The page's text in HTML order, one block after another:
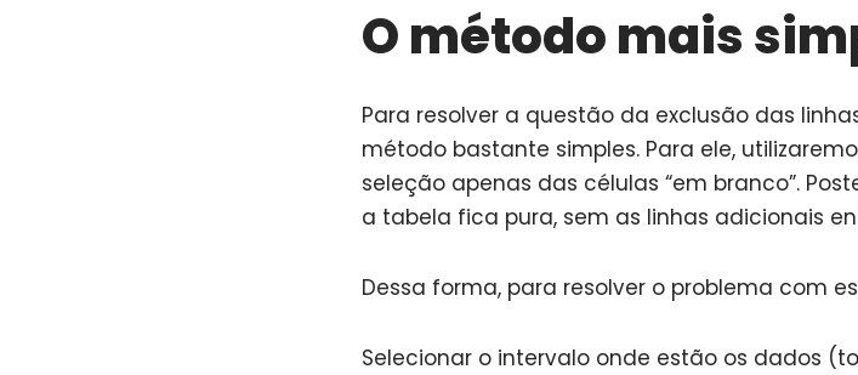
O método mais
Para resolver a questão da exclusão das
método bastante simples. Para ele,
seleção apenas das células “em branco”.
a tabela fica pura, sem as linhas adicionais
Dessa forma, para resolver o problema com
Selecionar o intervalo onde estão os dados